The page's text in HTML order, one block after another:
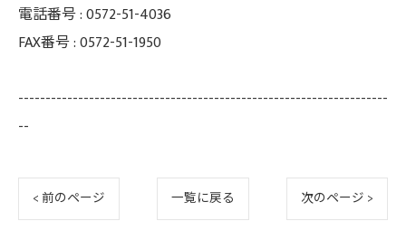
電話番号 : 0572-51-4036
FAX番号 : 0572-51-1950
--------------------------------------------------------------------
--
< 前のページ 一覧に戻る 次のページ >